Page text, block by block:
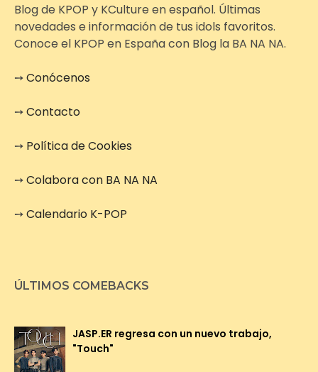
Blog de KPOP y KCulture en español. Últimas
novedades e información de tus idols favoritos.
Conoce el KPOP en España con Blog la BA NA NA.
➙Conócenos
➙Contacto
➙ Política de Cookies
➙Colabora con BA NA NA
➙Calendario K-POP
ÚLTIMOS COMEBACKS
JASP.ER regresa con un nuevo trabajo,
"Touch"